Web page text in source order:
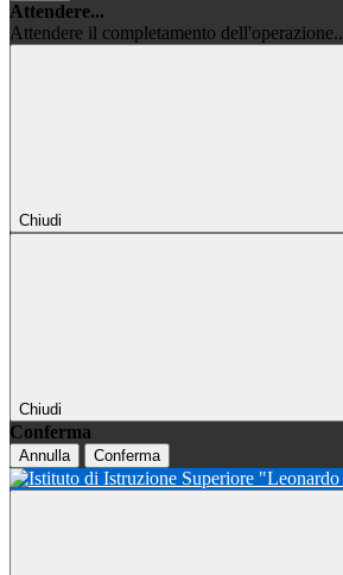
Attendere...
Attendere il completamento
Chiudi
Chiudi
Conferma
Annulla Conferma